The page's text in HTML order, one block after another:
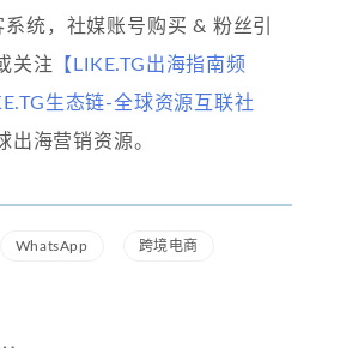
统，社媒账号购买 & 粉丝引
关注 【LIKE.TG出海指南频
生态链-全球资源互联社
出海营销资源。
WhatsApp 跨境电商